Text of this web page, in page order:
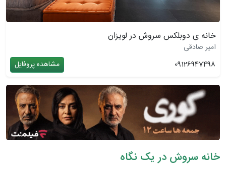
خانه ی دوبلکس سروش در لویزان
امیر صادقی
09126947498
مشاهده پروفایل
خانه سروش در یک نگاه